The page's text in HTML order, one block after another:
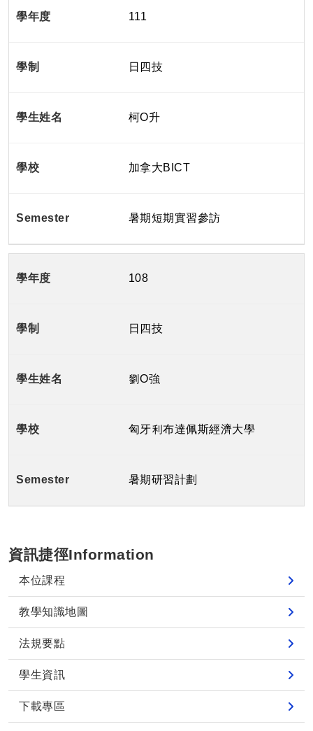
資訊捷徑Information
本位課程
教學知識地圖
法規要點
學生資訊
下載專區
111
日四技
柯O升
加拿大BICT
暑期短期實習參訪
108
日四技
劉O強
匈牙利布達佩斯經濟大學
暑期研習計劃